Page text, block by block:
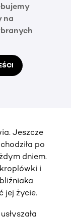
na
Jeszcze
po
dniem.
i
jej życie.